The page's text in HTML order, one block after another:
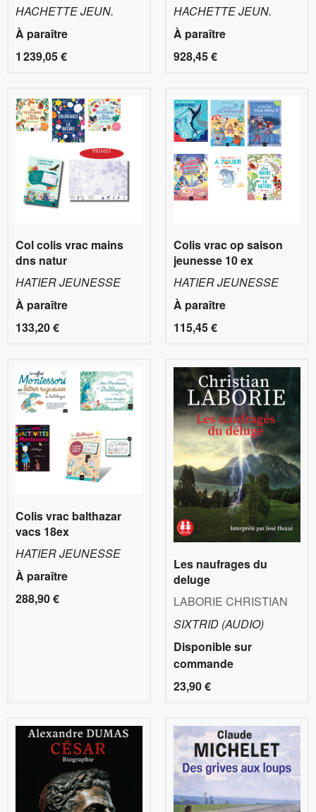
HACHETTE JEUN.
À paraître
1 239,05 €
HACHETTE JEUN.
À paraître
928,45 €
Col colis vrac mains
dns natur
HATIER JEUNESSE
À paraître
133,20 €
Colis vrac op saison
jeunesse 10 ex
HATIER JEUNESSE
À paraître
115,45 €
Colis vrac balthazar
vacs 18ex
HATIER JEUNESSE
À paraître
288,90 €
Les naufrages du
deluge
LABORIE CHRISTIAN
SIXTRID (AUDIO)
Disponible sur
commande
23,90 €